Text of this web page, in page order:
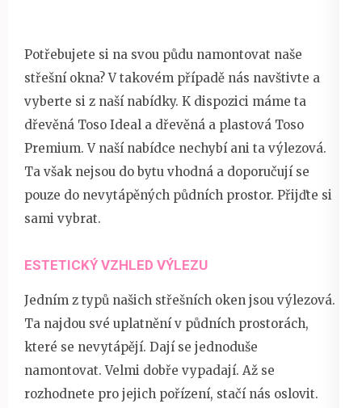
Potřebujete si na svou půdu namontovat naše
střešní okna? V takovém případě nás navštivte a
vyberte si z naší nabídky. K dispozici máme ta
dřevěná Toso Ideal a dřevěná a plastová Toso
Premium. V naší nabídce nechybí ani ta výlezová.
Ta však nejsou do bytu vhodná a doporučují se
pouze do nevytápěných půdních prostor. Přijďte si
sami vybrat.
ESTETICKÝ VZHLED VÝLEZU
Jedním z typů našich střešních oken jsou výlezová.
Ta najdou své uplatnění v půdních prostorách,
které se nevytápějí. Dají se jednoduše
namontovat. Velmi dobře vypadají. Až se
rozhodnete pro jejich pořízení, stačí nás oslovit.